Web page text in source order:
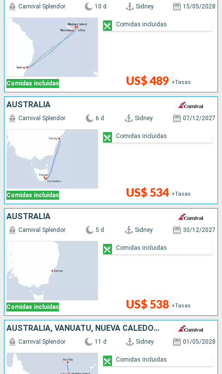
Comidas incluidas
Carnival Splendor 10 d Sidney 15/05/2028
US$ 489 +Tasas
Comidas incluidas
AUSTRALIA
Comidas incluidas
Carnival Splendor 6 d Sidney 07/12/2027
US$ 534 +Tasas
Comidas incluidas
AUSTRALIA
Comidas incluidas
Carnival Splendor 5 d Sidney 30/12/2027
US$ 538 +Tasas
Comidas incluidas
AUSTRALIA, VANUATU, NUEVA CALEDONIA
Carnival Splendor 11 d Sidney 01/05/2028
Comidas incluidas